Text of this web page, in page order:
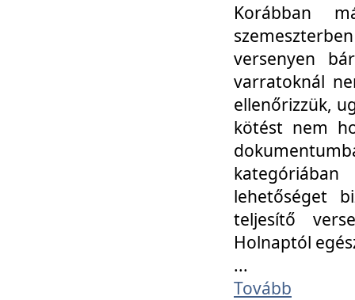
Korábban
versenyen
varratoknál
ellenőrizzük,
kötést nem
lehetőséget
teljesítő
Holnaptól
...
Tovább